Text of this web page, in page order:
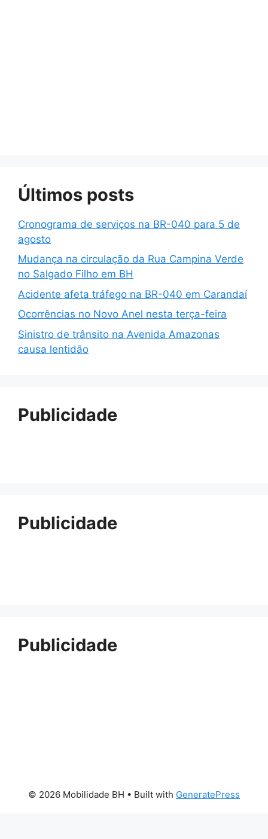
Últimos posts
Cronograma de serviços na BR-040 para 5 de
agosto
Mudança na circulação da Rua Campina Verde
no Salgado Filho em BH
Acidente afeta tráfego na BR-040 em Carandaí
Ocorrências no Novo Anel nesta terça-feira
Sinistro de trânsito na Avenida Amazonas
causa lentidão
Publicidade
Publicidade
Publicidade
© 2026 Mobilidade BH • Built with GeneratePress